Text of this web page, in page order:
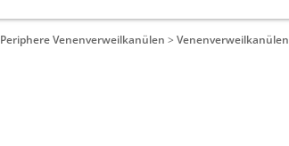
Periphere Venenverweilkanülen > Venenverweilkanülen